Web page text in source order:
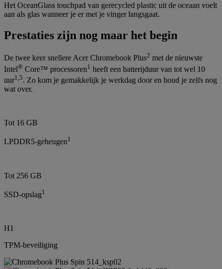
Het OceanGlass touchpad van gerecycled plastic uit de oceaan voelt
aan als glas wanneer je er met je vinger langsgaat.
Prestaties zijn nog maar het begin
De twee keer snellere Acer Chromebook Plus2 met de nieuwste
Intel® Core™ processoren1 heeft een batterijduur van tot wel 10
uur1,5. Zo kom je gemakkelijk je werkdag door en houd je zelfs nog
wat over.
Tot 16 GB
LPDDR5-geheugen1
Tot 256 GB
SSD-opslag1
H1
TPM-beveiliging